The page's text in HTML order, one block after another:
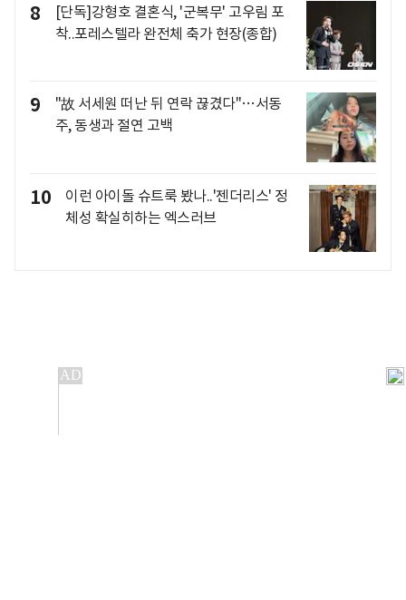
8
[단독]강형호 결혼식, '군복무' 고우림 포
착..포레스텔라 완전체 축가 현장(종합)
9
"故 서세원 떠난 뒤 연락 끊겼다"…서동
주, 동생과 절연 고백
10
이런 아이돌 슈트룩 봤나..'젠더리스' 정
체성 확실히하는 엑스러브